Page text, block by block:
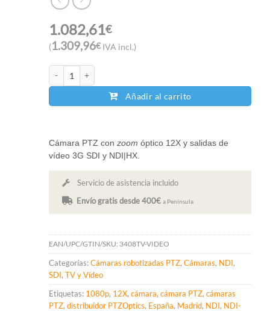
1.082,61€
(1.309,96€IVA incl.)
PTZOptics ZCAM 12X (NDI|HX y SDI) cantidad
Añadir al carrito
Cámara PTZ conzoom óptico 12X y salidas de
vídeo 3G SDI y NDI|HX.
Servicio de asistencia incluido
Envío gratis desde 400€a Península
EAN/UPC/GTIN/SKU: 3408TV-VIDEO
Categorías:Cámaras robotizadas PTZ,Cámaras, NDI,
SDI,TV y Vídeo
Etiquetas: 1080p, 12X,cámara,cámara PTZ,cámaras
PTZ,distribuidor PTZOptics, España, Madrid, NDI, NDI-